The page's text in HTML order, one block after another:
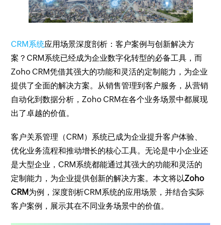
CRM系统应用场景深度剖析：客户案例与创新解决方
案？CRM系统已经成为企业数字化转型的必备工具，而
Zoho CRM凭借其强大的功能和灵活的定制能力，为企业
提供了全面的解决方案。从销售管理到客户服务，从营销
自动化到数据分析，Zoho CRM在各个业务场景中都展现
出了卓越的价值。
客户关系管理（CRM）系统已成为企业提升客户体验、
优化业务流程和推动增长的核心工具。无论是中小企业还
是大型企业，CRM系统都能通过其强大的功能和灵活的
定制能力，为企业提供创新的解决方案。本文将以Zoho
CRM为例，深度剖析CRM系统的应用场景，并结合实际
客户案例，展示其在不同业务场景中的价值。